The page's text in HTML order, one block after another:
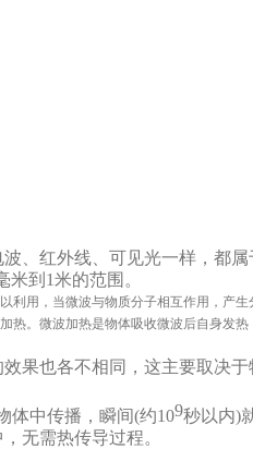
、红外线、可见光一样，都
米到 1米的范围。
利用，当微波与物质分子相互作用，产
热。微波加热是物体吸收微波后自身发热
果也各不相同，这主要取决于
体中传播，瞬间(约109秒以内)
无需热传导过程。